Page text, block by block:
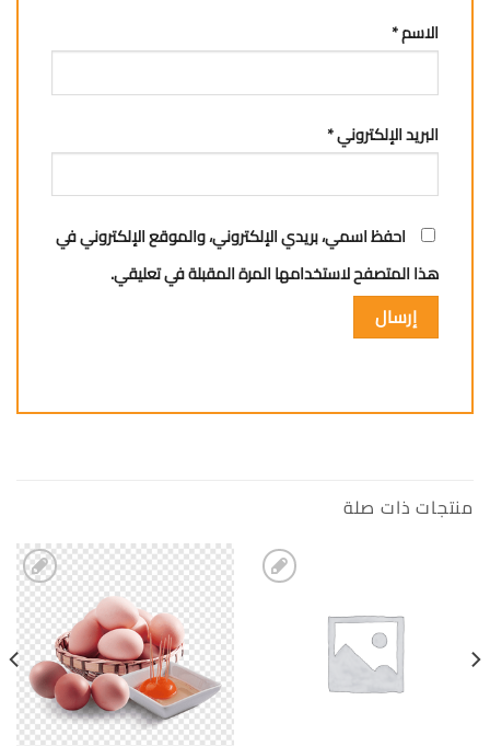
الاسم*
البريد الإلكتروني*
احفظ اسمي، بريدي الإلكتروني، والموقع الإلكتروني في
هذا المتصفح لاستخدامها المرة المقبلة في تعليقي.
منتجات ذات صلة
إضافة
الى
المفضلة